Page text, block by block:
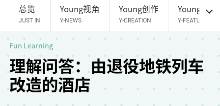
总览
JUST IN
Young视角
Y-NEWS
Young创作
Y-CREATION
Young专题
Y-FEATURES
理解问答：由退役地铁列车
改造的酒店
Fun Learning